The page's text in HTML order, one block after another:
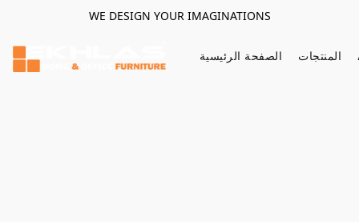
WE DESIGN YOUR IMAGINATIONS
الصفحة الرئيسية المنتجات